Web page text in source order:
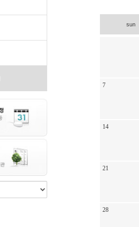
sun
7
14
21
28